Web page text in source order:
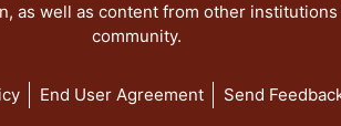
as well as content from other
community.
End User Agreement Send